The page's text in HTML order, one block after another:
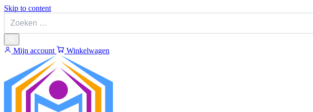
Skip to content
Mijn account Winkelwagen